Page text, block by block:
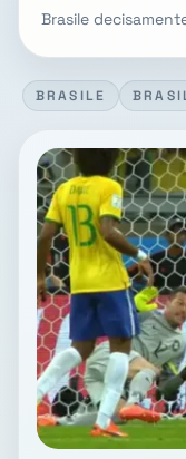
Brasile
BRASILE